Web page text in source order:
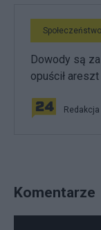
Społeczeństwo
Dowody są
opuścił areszt
Redakcja
Komentarze